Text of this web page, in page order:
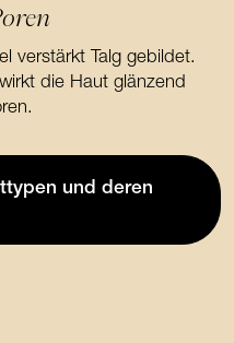
verstärkt Talg gebildet.
die Haut glänzend
und deren